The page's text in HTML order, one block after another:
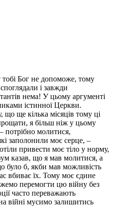
Бог не допоможе, тому
і завжди
нема! У цьому аргументі
істинної Церкви.
що ще кілька місяців тому ці
я більш ніж у цьому
потрібно молитися,
заполонили моє серце, –
привести моє тіло у норму,
казав, що я мав молитися, а
було б, якби мав можливість
вбиває їх. Тому моє єдине
перемогти цю війну без
часто переважають
війні мусимо залишитись